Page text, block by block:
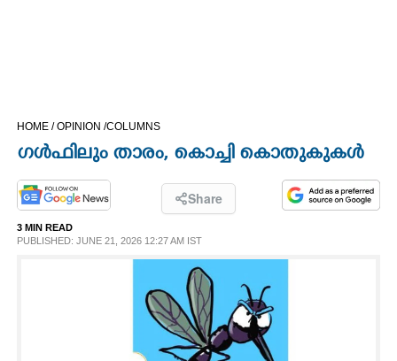
OPINION
PHOTOS
HOME /OPINION /COLUMNS
ഗൾഫിലും താരം,​ കൊച്ചി കൊതുകുകൾ
Share
3 MIN READ
PUBLISHED: JUNE 21, 2026 12:27 AM IST